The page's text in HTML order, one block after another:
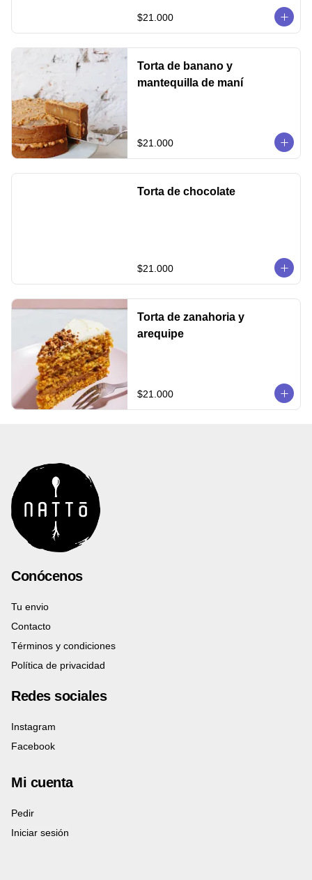
$21.000
Torta de banano y
mantequilla de maní
$21.000
Torta de chocolate
$21.000
Torta de zanahoria y
arequipe
$21.000
Conócenos
Tu envio
Contacto
Términos y condiciones
Política de privacidad
Redes sociales
Instagram
Facebook
Mi cuenta
Pedir
Iniciar sesión